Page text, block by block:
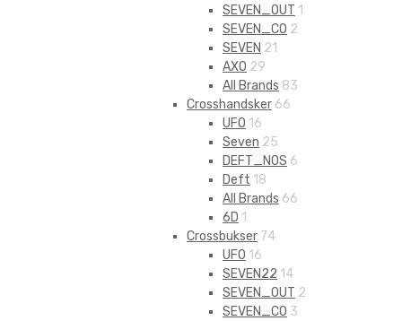
SEVEN_OUT 1
SEVEN_CO 2
SEVEN 21
AXO 29
All Brands 83
Crosshandsker 66
UFO 16
Seven 25
DEFT_NOS 6
Deft 18
All Brands 66
6D 1
Crossbukser 74
UFO 16
SEVEN22 14
SEVEN_OUT 2
SEVEN_CO 3